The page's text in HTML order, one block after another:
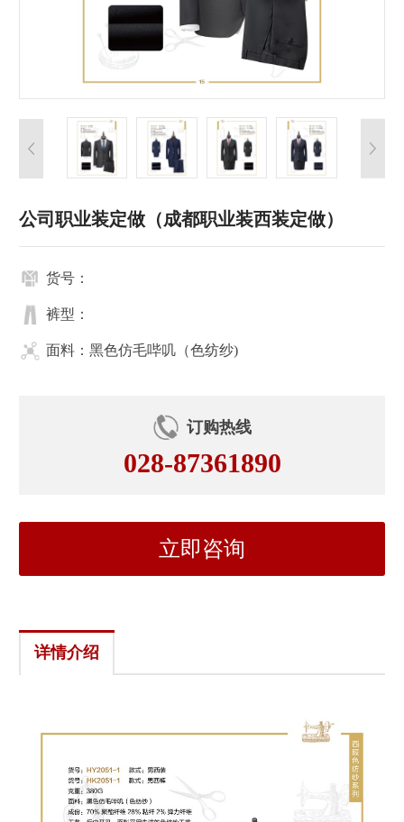
公司职业装定做（成都职业装西装定做）
货号：
裤型：
面料：黑色仿毛哔叽（色纺纱)
订购热线
028-87361890
立即咨询
详情介绍